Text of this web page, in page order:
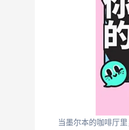
当墨尔本的咖啡厅